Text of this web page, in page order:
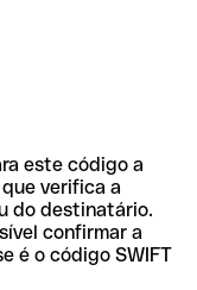
este código a
verifica a
do destinatário.
confirmar a
é o código SWIFT